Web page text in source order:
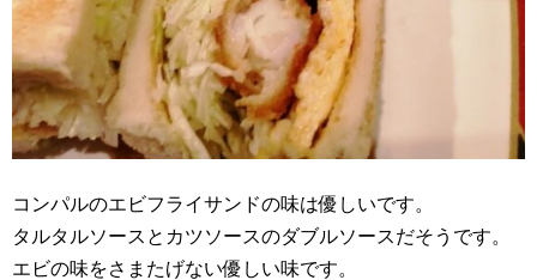
コンパルのエビフライサンドの味は優しいです。
タルタルソースとカツソースのダブルソースだそうです。
エビの味をさまたげない優しい味です。